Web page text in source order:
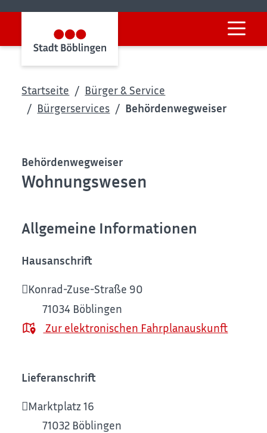
Startseite
Bürger & Service
Bürgerservices
Behördenwegweiser
Behördenwegweiser
Wohnungswesen
Allgemeine Informationen
Hausanschrift
Konrad-Zuse-Straße 90
71034 Böblingen
Zur elektronischen Fahrplanauskunft
Lieferanschrift
Marktplatz 16
71032 Böblingen